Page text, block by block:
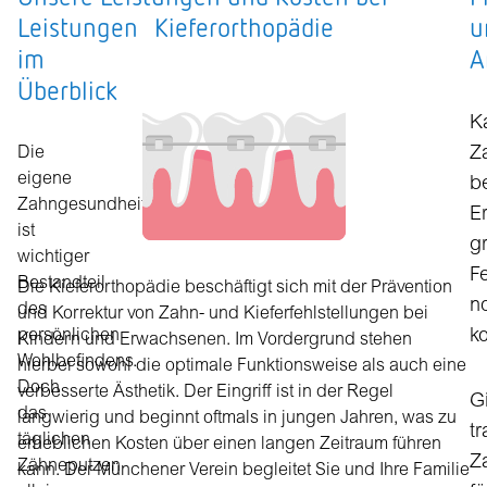
Leistungen
im
Überblick
Die
eigene
Zahngesundheit
ist
wichtiger
Bestandteil
des
persönlichen
Wohlbefindens.
Doch
das
täglichen
Zähneputzen
Kieferorthopädie
Die Kieferorthopädie beschäftigt sich mit der Prävention
und Korrektur von Zahn- und Kieferfehlstellungen bei
Kindern und Erwachsenen. Im Vordergrund stehen
hierbei sowohl die optimale Funktionsweise als auch eine
verbesserte Ästhetik. Der Eingriff ist in der Regel
langwierig und beginnt oftmals in jungen Jahren, was zu
erheblichen Kosten über einen langen Zeitraum führen
kann. Der Münchener Verein begleitet Sie und Ihre Familie